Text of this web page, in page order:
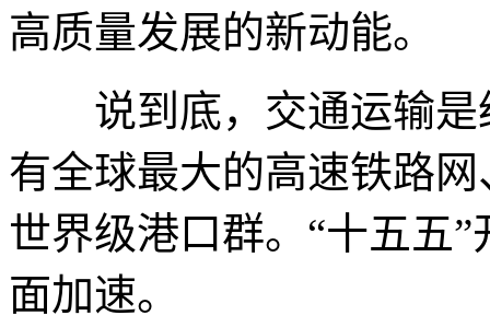
高质量发展的新动能。
说到底，交通运输是
有全球最大的高速铁路
世界级港口群。“十五五
面加速。